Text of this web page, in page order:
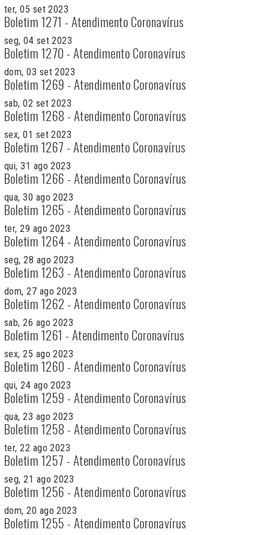
ter, 05 set 2023
Boletim 1271 - Atendimento Coronavírus
seg, 04 set 2023
Boletim 1270 - Atendimento Coronavírus
dom, 03 set 2023
Boletim 1269 - Atendimento Coronavírus
sab, 02 set 2023
Boletim 1268 - Atendimento Coronavírus
sex, 01 set 2023
Boletim 1267 - Atendimento Coronavírus
qui, 31 ago 2023
Boletim 1266 - Atendimento Coronavírus
qua, 30 ago 2023
Boletim 1265 - Atendimento Coronavírus
ter, 29 ago 2023
Boletim 1264 - Atendimento Coronavírus
seg, 28 ago 2023
Boletim 1263 - Atendimento Coronavírus
dom, 27 ago 2023
Boletim 1262 - Atendimento Coronavírus
sab, 26 ago 2023
Boletim 1261 - Atendimento Coronavírus
sex, 25 ago 2023
Boletim 1260 - Atendimento Coronavírus
qui, 24 ago 2023
Boletim 1259 - Atendimento Coronavírus
qua, 23 ago 2023
Boletim 1258 - Atendimento Coronavírus
ter, 22 ago 2023
Boletim 1257 - Atendimento Coronavírus
seg, 21 ago 2023
Boletim 1256 - Atendimento Coronavírus
dom, 20 ago 2023
Boletim 1255 - Atendimento Coronavírus